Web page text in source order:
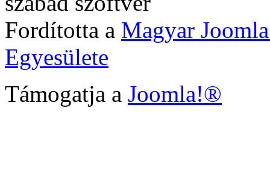
Fordította a Magyar
Egyesülete
Támogatja a Joomla!®